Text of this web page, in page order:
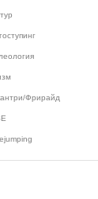
Фрирайд